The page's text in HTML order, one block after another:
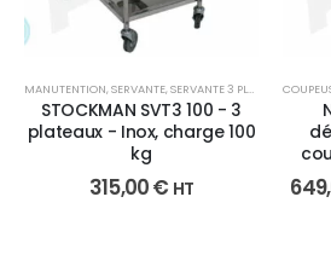
MANUTENTION,SERVANTE,SERVANTE 3 PLATEAUX
STOCKMAN SVT3 100 - 3
plateaux - Inox, charge 100
kg
315,00€ HT